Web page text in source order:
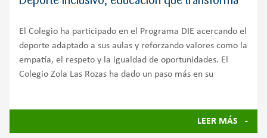
El Colegio ha participado en el Programa DIE acercando el
deporte adaptado a sus aulas y reforzando valores como la
empatía, el respeto y la igualdad de oportunidades. El
Colegio Zola Las Rozas ha dado un paso más en su
LEER MÁS